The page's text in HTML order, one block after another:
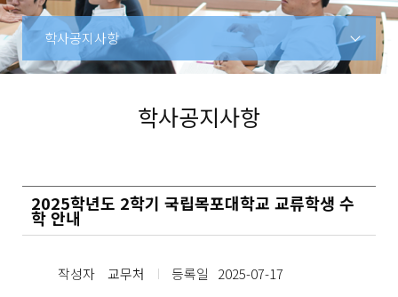
학사공지사항
학사공지사항
2025학년도 2학기 국립목포대학교 교류학생 수
학 안내
작성자 교무처 등록일 2025-07-17